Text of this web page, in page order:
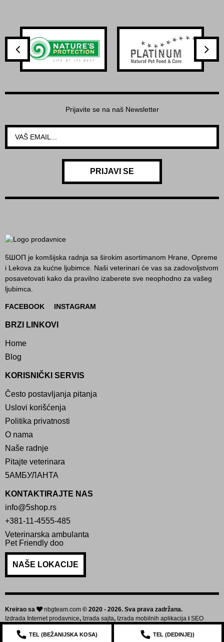
Prijavite se na naš Newsletter
PRIJAVI SE
5ШОП je komšijska radnja sa širokim asortimanom Hrane, Opreme
i Lekova za kućne ljubimce. Naši veterinari će vas sa zadovoljstvom
posavetovati kako da pravilno izaberete sve neophodno za vašeg
ljubimca.
FACEBOOK INSTAGRAM
BRZI LINKOVI
Home
Blog
KORISNIČKI SERVIS
Često postavljanja pitanja
Uslovi korišćenja
Politika privatnosti
O nama
Naše radnje
Pitajte veterinara
5АМБУЛАНТА
KONTAKTIRAJTE NAS
info@5shop.rs
+381-11-4555-485
Veterinarska ambulanta
Pet Friendly doo
NAŠE LOKACIJE
Kreirao sa nbgteam.com © 2020 - 2026. Sva prava zadržana.
Izdrada Internet prodavnice, Izrada sajta, Izrada mobilnih aplikacija i SEO
TEL (BEŽANIJSKA KOSA) TEL (DEDINJE))